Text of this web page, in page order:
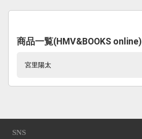
商品一覧(HMV&BOOKS online)
宮里陽太
SNS